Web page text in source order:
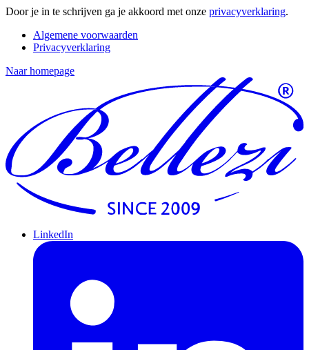
Door je in te schrijven ga je akkoord met onze privacyverklaring.
Algemene voorwaarden
Privacyverklaring
Naar homepage
LinkedIn